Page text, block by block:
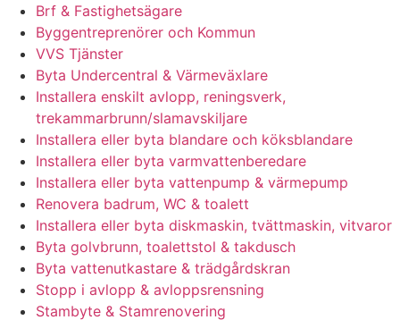
Brf & Fastighetsägare
Byggentreprenörer och Kommun
VVS Tjänster
Byta Undercentral & Värmeväxlare
Installera enskilt avlopp, reningsverk,
trekammarbrunn/slamavskiljare
Installera eller byta blandare och köksblandare
Installera eller byta varmvattenberedare
Installera eller byta vattenpump & värmepump
Renovera badrum, WC & toalett
Installera eller byta diskmaskin, tvättmaskin, vitvaror
Byta golvbrunn, toalettstol & takdusch
Byta vattenutkastare & trädgårdskran
Stopp i avlopp & avloppsrensning
Stambyte & Stamrenovering